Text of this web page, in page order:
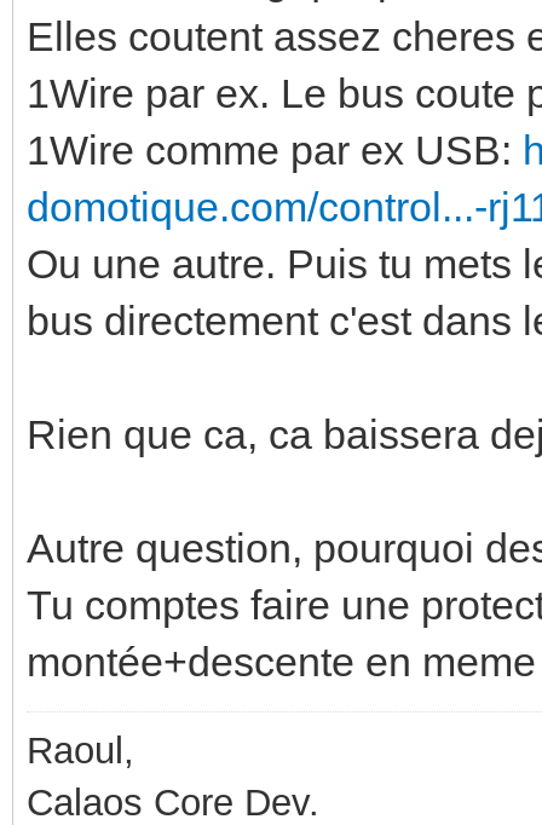
Elles coutent assez cheres
1Wire par ex. Le bus coute
1Wire comme par ex USB:
domotique.com/control...-
Ou une autre. Puis tu mets
bus directement c'est dans
Rien que ca, ca baissera
Autre question, pourquoi
Tu comptes faire une
montée+descente en
Raoul,
Calaos Core Dev.